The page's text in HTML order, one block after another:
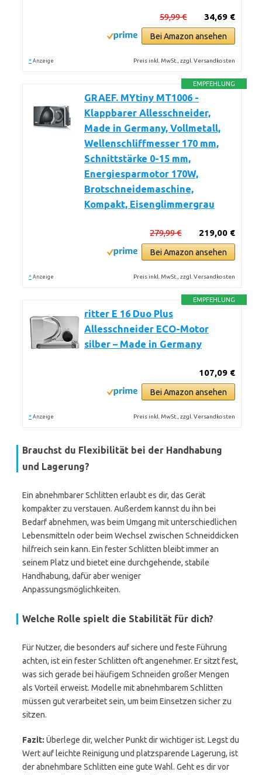
34,69 €
59,99 €
Bei Amazon ansehen
* Anzeige Preis inkl. MwSt., zzgl. Versandkosten
EMPFEHLUNG
GRAEF. MYtiny MT1006 -
Klappbarer Allesschneider,
Made in Germany, Vollmetall,
Wellenschliffmesser 170 mm,
Schnittstärke 0-15 mm,
Energiesparmotor 170W,
Brotschneidemaschine,
Kompakt, Eisenglimmergrau
219,00 €
279,99 €
Bei Amazon ansehen
* Anzeige Preis inkl. MwSt., zzgl. Versandkosten
EMPFEHLUNG
ritter E 16 Duo Plus
Allesschneider ECO-Motor
silber – Made in Germany
107,09 €
Bei Amazon ansehen
* Anzeige Preis inkl. MwSt., zzgl. Versandkosten
Brauchst du Flexibilität bei der Handhabung
und Lagerung?
Ein abnehmbarer Schlitten erlaubt es dir, das Gerät
kompakter zu verstauen. Außerdem kannst du ihn bei
Bedarf abnehmen, was beim Umgang mit unterschiedlichen
Lebensmitteln oder beim Wechsel zwischen Schneiddicken
hilfreich sein kann. Ein fester Schlitten bleibt immer an
seinem Platz und bietet eine durchgehende, stabile
Handhabung, dafür aber weniger
Anpassungsmöglichkeiten.
Welche Rolle spielt die Stabilität für dich?
Für Nutzer, die besonders auf sichere und feste Führung
achten, ist ein fester Schlitten oft angenehmer. Er sitzt fest,
was sich gerade bei häufigem Schneiden großer Mengen
als Vorteil erweist. Modelle mit abnehmbarem Schlitten
müssen gut verarbeitet sein, um beim Einsetzen sicher zu
sitzen.
Fazit: Überlege dir, welcher Punkt dir wichtiger ist. Legst du
Wert auf leichte Reinigung und platzsparende Lagerung, ist
der abnehmbare Schlitten eine gute Wahl. Geht es dir vor